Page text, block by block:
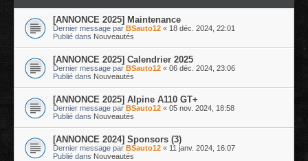
[ANNONCE 2025] Maintenance
Dernier message par BSauto12 « 18 déc. 2024, 22:01
Publié dans Nouveautés
[ANNONCE 2025] Calendrier 2025
Dernier message par BSauto12 « 06 déc. 2024, 23:06
Publié dans Nouveautés
[ANNONCE 2025] Alpine A110 GT+
Dernier message par BSauto12 « 05 nov. 2024, 18:58
Publié dans Nouveautés
[ANNONCE 2024] Sponsors (3)
Dernier message par BSauto12 « 11 janv. 2024, 16:07
Publié dans Nouveautés